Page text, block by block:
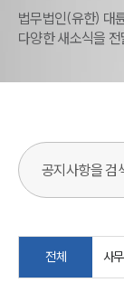
법무법인(유한) 대
다양한 새소식을
검색어를 입력해주
전체 사